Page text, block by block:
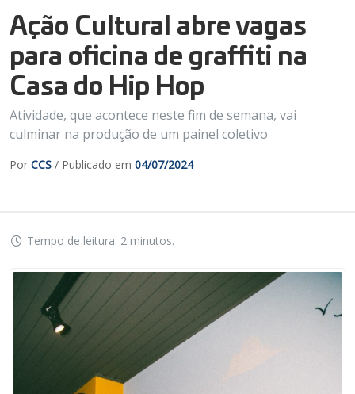
Ação Cultural abre vagas
para oficina de graffiti na
Casa do Hip Hop
Atividade, que acontece neste fim de semana, vai
culminar na produção de um painel coletivo
Por CCS / Publicado em 04/07/2024
Tempo de leitura: 2 minutos.